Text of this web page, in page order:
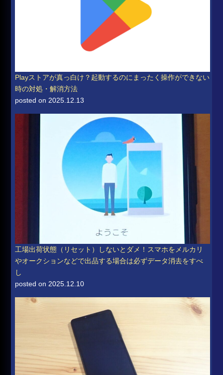
Playストアが真っ白け？起動するのにまったく操作ができない
時の対処・解消方法
posted on 2025.12.13
工場出荷状態（リセット）しないとダメ！スマホをメルカリ
やオークションなどで出品する場合は必ずデータ消去をすべ
し
posted on 2025.12.10